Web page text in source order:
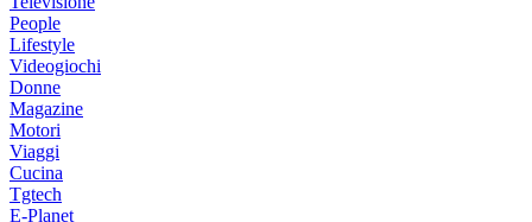
People
Lifestyle
Videogiochi
Donne
Magazine
Motori
Viaggi
Cucina
Tgtech
E-Planet